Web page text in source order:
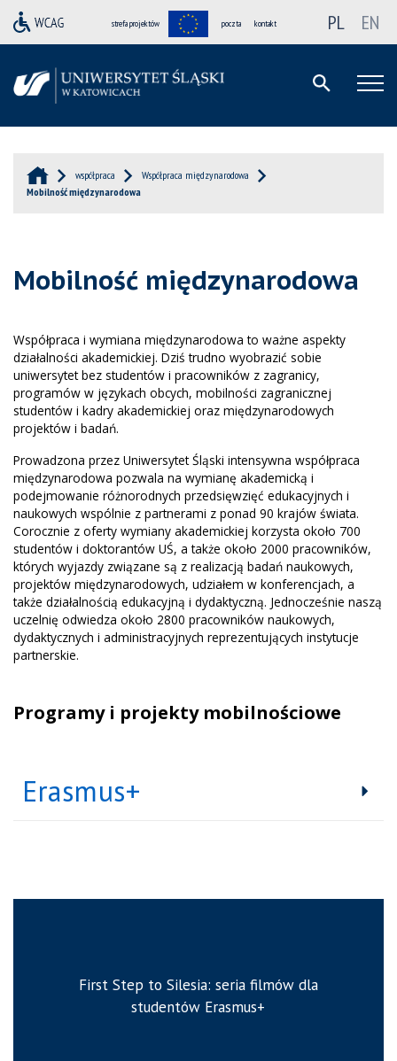
strefa projektów poczta kontakt PL EN
współpraca
Współpraca międzynarodowa
Mobilność międzynarodowa
Mobilność międzynarodowa
Współpraca i wymiana międzynarodowa to ważne aspekty
działalności akademickiej. Dziś trudno wyobrazić sobie
uniwersytet bez studentów i pracowników z zagranicy,
programów w językach obcych, mobilności zagranicznej
studentów i kadry akademickiej oraz międzynarodowych
projektów i badań.
Prowadzona przez Uniwersytet Śląski intensywna współpraca
międzynarodowa pozwala na wymianę akademicką i
podejmowanie różnorodnych przedsięwzięć edukacyjnych i
naukowych wspólnie z partnerami z ponad 90 krajów świata.
Corocznie z oferty wymiany akademickiej korzysta około 700
studentów i doktorantów UŚ, a także około 2000 pracowników,
których wyjazdy związane są z realizacją badań naukowych,
projektów międzynarodowych, udziałem w konferencjach, a
także działalnością edukacyjną i dydaktyczną. Jednocześnie naszą
uczelnię odwiedza około 2800 pracowników naukowych,
dydaktycznych i administracyjnych reprezentujących instytucje
partnerskie.
Programy i projekty mobilnościowe
Erasmus+
First Step to Silesia: seria filmów dla
studentów Erasmus+